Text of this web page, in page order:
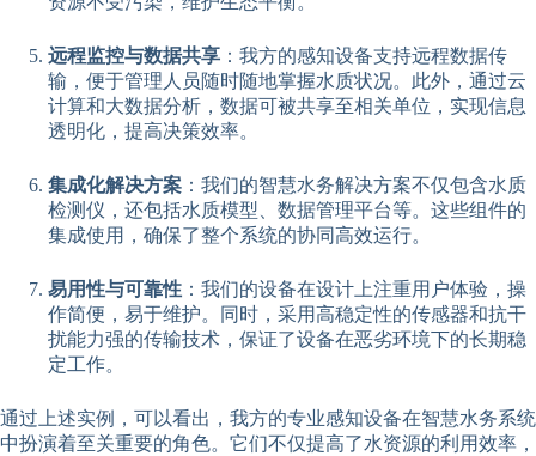
远程监控与数据共享 ：我方的感知设备支持远程数据传
输，便于管理人员随时随地掌握水质状况。此外，通过云
计算和大数据分析，数据可被共享至相关单位，实现信息
透明化，提高决策效率。
集成化解决方案 ：我们的智慧水务解决方案不仅包含水质
检测仪，还包括水质模型、数据管理平台等。这些组件的
集成使用，确保了整个系统的协同高效运行。
易用性与可靠性 ：我们的设备在设计上注重用户体验，操
作简便，易于维护。同时，采用高稳定性的传感器和抗干
扰能力强的传输技术，保证了设备在恶劣环境下的长期稳
定工作。
通过上述实例，可以看出，我方的专业感知设备在智慧水务系统
中扮演着至关重要的角色。它们不仅提高了水资源的利用效率，